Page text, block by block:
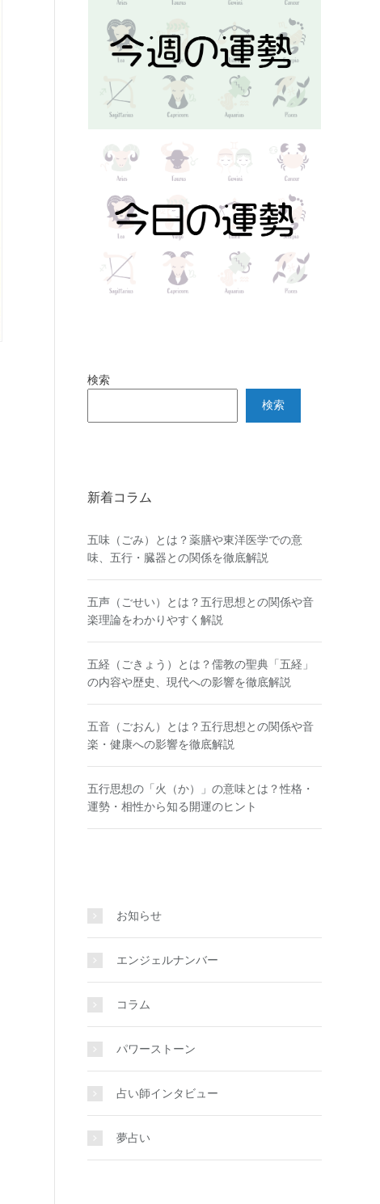
検索
検索
新着コラム
五味（ごみ）とは？薬膳や東洋医学での意
味、五行・臓器との関係を徹底解説
五声（ごせい）とは？五行思想との関係や音
楽理論をわかりやすく解説
五経（ごきょう）とは？儒教の聖典「五経」
の内容や歴史、現代への影響を徹底解説
五音（ごおん）とは？五行思想との関係や音
楽・健康への影響を徹底解説
五行思想の「火（か）」の意味とは？性格・
運勢・相性から知る開運のヒント
お知らせ
エンジェルナンバー
コラム
パワーストーン
占い師インタビュー
夢占い